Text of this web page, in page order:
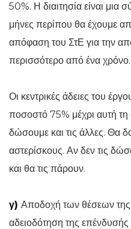
50%. Η διαιτησία είναι μια
μήνες περίπου θα έχουμε
απόφαση του ΣτΕ για την
περισσότερο από ένα χρόνο.
Οι κεντρικές άδειες του
ποσοστό 75% μέχρι αυτή τη
δώσουμε και τις άλλες. Θα
αστερίσκους. Αν δεν τις
και θα τις πάρουν.
γ) Αποδοχή των θέσεων της
αδειοδότηση της επένδυσής